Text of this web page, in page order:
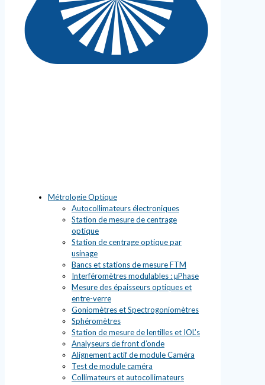
Métrologie Optique
Autocollimateurs électroniques
Station de mesure de centrage
optique
Station de centrage optique par
usinage
Bancs et stations de mesure FTM
Interféromètres modulables : µPhase
Mesure des épaisseurs optiques et
entre-verre
Goniomètres et Spectrogoniomètres
Sphéromètres
Station de mesure de lentilles et IOL’s
Analyseurs de front d’onde
Alignement actif de module Caméra
Test de module caméra
Collimateurs et autocollimateurs